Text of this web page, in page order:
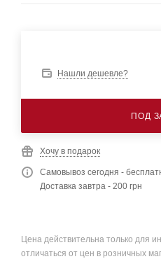
Нашли дешевле?
ПОД
Хочу в подарок
Самовывоз сегодня -
Доставка завтра - 200 грн
Цена действительна только для
отличаться от цен в розничных